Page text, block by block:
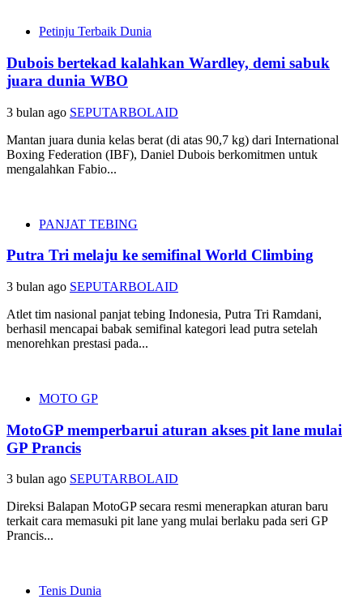
Petinju Terbaik Dunia
Dubois bertekad kalahkan Wardley, demi sabuk
juara dunia WBO
3 bulan ago SEPUTARBOLAID
Mantan juara dunia kelas berat (di atas 90,7 kg) dari International
Boxing Federation (IBF), Daniel Dubois berkomitmen untuk
mengalahkan Fabio...
PANJAT TEBING
Putra Tri melaju ke semifinal World Climbing
3 bulan ago SEPUTARBOLAID
Atlet tim nasional panjat tebing Indonesia, Putra Tri Ramdani,
berhasil mencapai babak semifinal kategori lead putra setelah
menorehkan prestasi pada...
MOTO GP
MotoGP memperbarui aturan akses pit lane mulai
GP Prancis
3 bulan ago SEPUTARBOLAID
Direksi Balapan MotoGP secara resmi menerapkan aturan baru
terkait cara memasuki pit lane yang mulai berlaku pada seri GP
Prancis...
Tenis Dunia